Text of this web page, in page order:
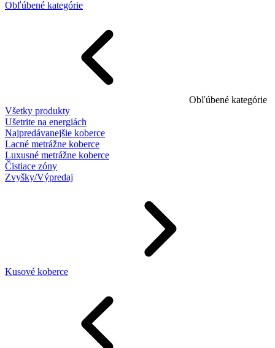
Obľúbené kategórie
Obľúbené kategórie
Všetky produkty
Ušetrite na energiách
Najpredávanejšie koberce
Lacné metrážne koberce
Luxusné metrážne koberce
Čistiace zóny
Zvyšky/Výpredaj
Kusové koberce